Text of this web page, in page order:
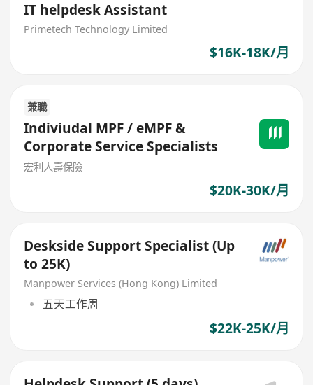
IT helpdesk Assistant
Primetech Technology Limited
$16K-18K/月
兼職
Indiviudal MPF / eMPF &
Corporate Service Specialists
宏利人壽保險
$20K-30K/月
Deskside Support Specialist (Up
to 25K)
Manpower Services (Hong Kong) Limited
五天工作周
$22K-25K/月